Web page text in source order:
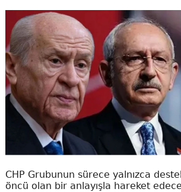
CHP Grubunun sürece yalnızca
öncü olan bir anlayışla hareket